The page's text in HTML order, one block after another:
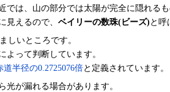
は、山の部分では太陽が完全に隠れる
見えるので、 ベイリーの数珠(ビーズ)と呼
しいところです。
よって判断しています。
道半径の0.2725076倍と定義されています。
が漏れる場合があります。